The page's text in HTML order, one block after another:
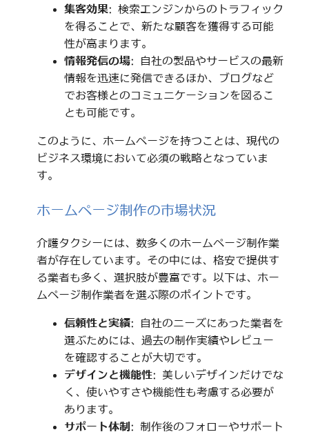
集客効果: 検索エンジンからのトラフィック
を得ることで、新たな顧客を獲得する可能
性が高まります。
情報発信の場: 自社の製品やサービスの最新
情報を迅速に発信できるほか、ブログなど
でお客様とのコミュニケーションを図るこ
とも可能です。
このように、ホームページを持つことは、現代の
ビジネス環境において必須の戦略となっていま
す。
ホームページ制作の市場状況
介護タクシーには、数多くのホームページ制作業
者が存在しています。その中には、格安で提供す
る業者も多く、選択肢が豊富です。以下は、ホー
ムページ制作業者を選ぶ際のポイントです。
信頼性と実績: 自社のニーズにあった業者を
選ぶためには、過去の制作実績やレビュー
を確認することが大切です。
デザインと機能性: 美しいデザインだけでな
く、使いやすさや機能性も考慮する必要が
あります。
サポート体制 : 制作後のフォローやサポート